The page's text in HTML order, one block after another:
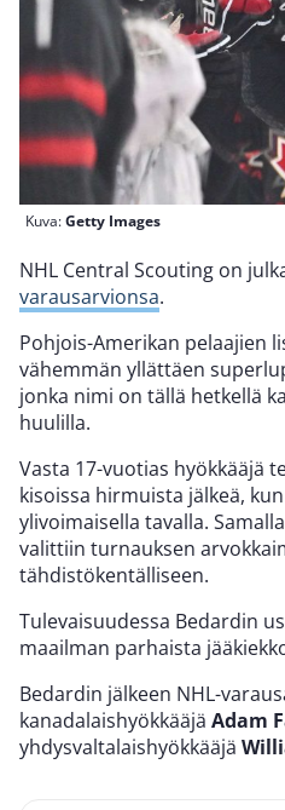
Kuva:Getty Images
NHL Central Scouting on
varausarvionsa.
Pohjois-Amerikan pelaajien
vähemmän yllättäen
jonka nimi on tällä hetkellä
huulilla.
Vasta 17-vuotias hyökkääjä
kisoissa hirmuista jälkeä,
ylivoimaisella tavalla.
valittiin turnauksen
tähdistökentälliseen.
Tulevaisuudessa Bedardin
maailman parhaista
Bedardin jälkeen NHL-
kanadalaishyökkääjä Adam
yhdysvaltalaishyökkääjä